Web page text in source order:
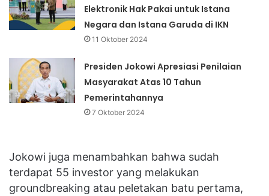
Elektronik Hak Pakai untuk Istana
Negara dan Istana Garuda di IKN
11 Oktober 2024
Presiden Jokowi Apresiasi Penilaian
Masyarakat Atas 10 Tahun
Pemerintahannya
7 Oktober 2024
Jokowi juga menambahkan bahwa sudah
terdapat 55 investor yang melakukan
groundbreaking atau peletakan batu pertama,